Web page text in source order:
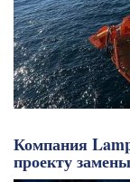
Компания
проекту